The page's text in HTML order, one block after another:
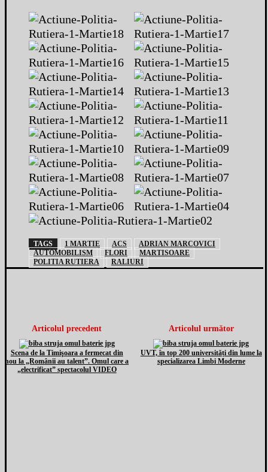
TAGS 1 MARTIE ACS
ADRIAN MARCOVICI
AUTOMOBILISM
FLORI
MARTISOARE
POLITIA RUTIERA
RALIURI
Articolul precedent
Scena de la Timişoara a fermecat din
nou la „Românii au talent”. Omul care a
„electrificat” spectacolul VIDEO
Articolul următor
UVT, în top 200 universități din lume la
specializarea Limbi Moderne